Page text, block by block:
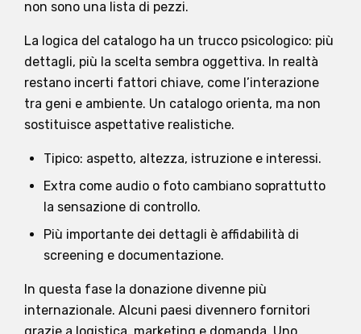
non sono una lista di pezzi.
La logica del catalogo ha un trucco psicologico: più
dettagli, più la scelta sembra oggettiva. In realtà
restano incerti fattori chiave, come l’interazione
tra geni e ambiente. Un catalogo orienta, ma non
sostituisce aspettative realistiche.
Tipico: aspetto, altezza, istruzione e interessi.
Extra come audio o foto cambiano soprattutto
la sensazione di controllo.
Più importante dei dettagli è affidabilità di
screening e documentazione.
In questa fase la donazione divenne più
internazionale. Alcuni paesi divennero fornitori
grazie a logistica, marketing e domanda. Uno